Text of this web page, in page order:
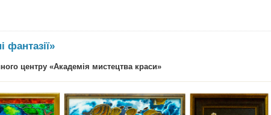
фантазії»
центру «Академія мистецтва краси»